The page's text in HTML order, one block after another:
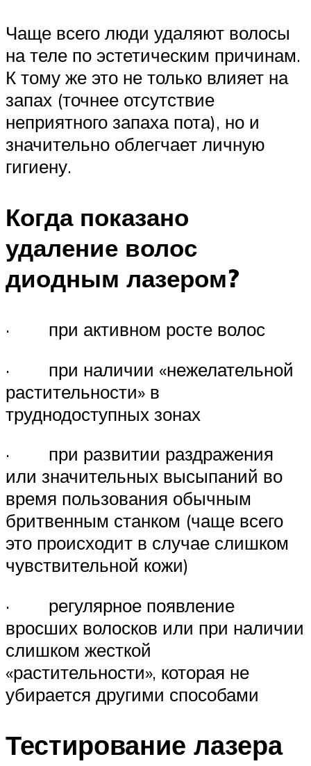
Чаще всего люди удаляют волосы
на теле по эстетическим причинам.
К тому же это не только влияет на
запах (точнее отсутствие
неприятного запаха пота), но и
значительно облегчает личную
гигиену.
Когда показано
удаление волос
диодным лазером?
· при активном росте волос
· при наличии «нежелательной
растительности» в
труднодоступных зонах
· при развитии раздражения
или значительных высыпаний во
время пользования обычным
бритвенным станком (чаще всего
это происходит в случае слишком
чувствительной кожи)
· регулярное появление
вросших волосков или при наличии
слишком жесткой
«растительности», которая не
убирается другими способами
Тестирование лазера